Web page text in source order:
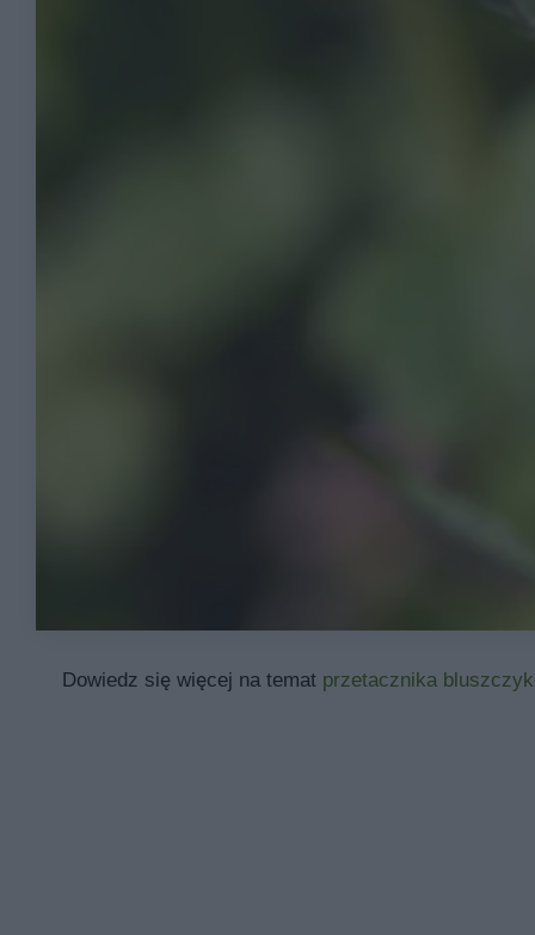
Dowiedz się więcej na temat przetacznika